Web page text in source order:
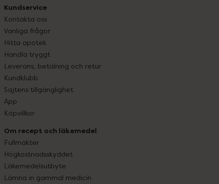
Kundservice
Kontakta oss
Vanliga frågor
Hitta apotek
Handla tryggt
Leverans, betalning och retur
Kundklubb
Sajtens tillgänglighet
App
Köpvillkor
Om recept och läkemedel
Fullmakter
Högkostnadsskyddet
Läkemedelsutbyte
Lämna in gammal medicin